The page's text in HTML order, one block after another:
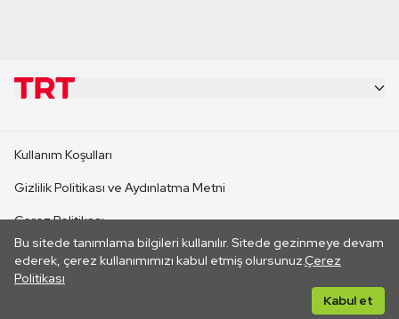
Bu sitede tanımlama bilgileri kullanılır. Sitede gezinmeye devam
ederek, çerez kullanımımızı kabul etmiş olursunuz.Çerez
Politikası
Kabul et
CANLI YAYINLAR
Kullanım Koşulları
Gizlilik Politikası ve Aydınlatma Metni
Çerez Politikası
İletişim
Her hakkı saklıdır. ©2026 TRT. Bağlantı yoluyla gidilen dış